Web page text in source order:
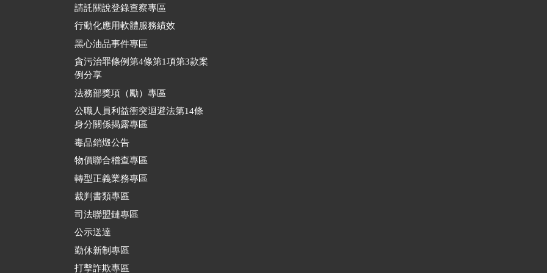
請託關說登錄查察專區
行動化應用軟體服務績效
黑心油品事件專區
貪污治罪條例第4條第1項第3款案
例分享
法務部獎項（勵）專區
公職人員利益衝突迴避法第14條
身分關係揭露專區
毒品銷燬公告
物價聯合稽查專區
轉型正義業務專區
裁判書類專區
司法聯盟鏈專區
公示送達
勤休新制專區
打擊詐欺專區